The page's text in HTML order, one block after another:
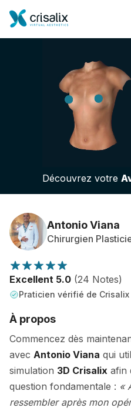
Accueil chirurgiens
Plateforme commerciale
Forfait
Avis des patients
Découvrez votre
Antonio Viana
Chirurgien
Excellent 5.0 (24 Notes)
Praticien vérifié de Crisalix
À propos
Commencez dès
avec Antonio Viana qui
simulation 3D Crisalix afin
question fondamentale : «
ressembler après mon